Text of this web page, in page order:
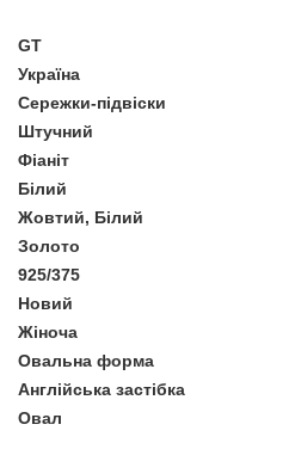
GT
Україна
Сережки-підвіски
Штучний
Фіаніт
Білий
Жовтий, Білий
Золото
925/375
Новий
Жіноча
Овальна форма
Англійська застібка
Овал